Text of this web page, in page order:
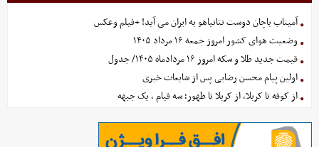
آمیتاب باچان دوست نتانیاهو به ایران می آید! +فیلم وعکس
وضعیت هوای کشور امروز جمعه ۱۶ مرداد ۱۴۰۵
قیمت جدید طلا و سکه امروز ۱۶ مردادماه ۱۴۰۵/ جدول
اولین پیام محسن رضایی پس از شایعات خبری
از کوفه تا کربلا، از کربلا تا ظهور؛ سه قیام ، یک جبهه